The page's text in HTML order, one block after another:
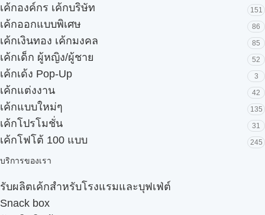
เค้กองค์กร เค้กบริษัท 151
เค้กออกแบบพิเศษ 86
เค้กเงินทอง เค้กมงคล 85
เค้กเด็ก ผู้หญิง/ผู้ชาย 52
เค้กเด้ง Pop-Up 3
เค้กแต่งงาน 42
เค้กแบบใหม่ๆ 135
เค้กโปรโมชั่น 31
เค้กโฟโต้ 100 แบบ 245
บริการของเรา
รับผลิตเค้กสำหรับโรงแรมและบุฟเฟ่ต์
Snack box